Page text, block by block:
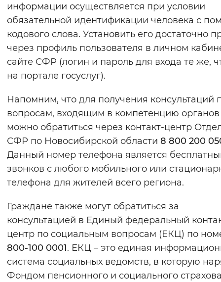
Воспроизвести Остановить
Вернуть стандартные настройки
информации осуществляется при условии
обязательной идентификации человека с
кодового слова. Установить его достаточно
через профиль пользователя в личном
сайте СФР (логин и пароль для входа те же,
на портале госуслуг).
Напомним, что для получения консультаций
вопросам, входящим в компетенцию
можно обратиться через контакт-центр
СФР по Новосибирской области 8 800 200
Данный номер телефона является
звонков с любого мобильного или
телефона для жителей всего региона.
Граждане также могут обратиться за
консультацией в Единый федеральный
центр по социальным вопросам (ЕКЦ) по
800-100 0001. ЕКЦ – это единая
система социальных ведомств, в которую
Фондом пенсионного и социального